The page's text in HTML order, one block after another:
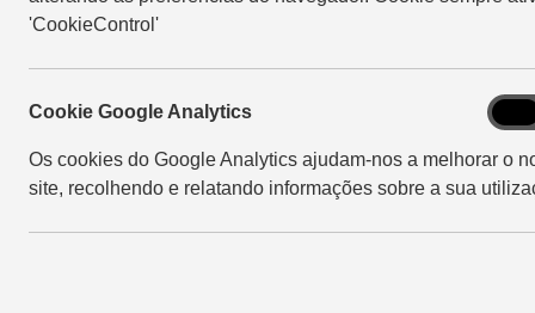
'CookieControl'
Cookie Google Analytics
Os cookies do Google Analytics ajudam-nos a melhorar o
site, recolhendo e relatando informações sobre a sua